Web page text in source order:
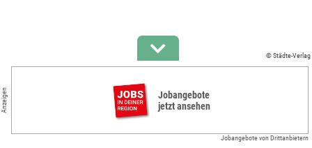
© Städte-Verlag
Anzeigen
Jobangebote
jetzt ansehen
Jobangebote von Drittanbietern